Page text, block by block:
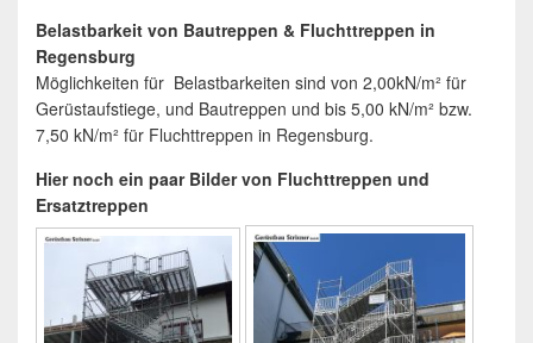
Belastbarkeit von Bautreppen & Fluchttreppen in
Regensburg
Möglichkeiten für Belastbarkeiten sind von 2,00kN/m² für
Gerüstaufstiege, und Bautreppen und bis 5,00 kN/m² bzw.
7,50 kN/m² für Fluchttreppen in Regensburg.
Hier noch ein paar Bilder von Fluchttreppen und
Ersatztreppen